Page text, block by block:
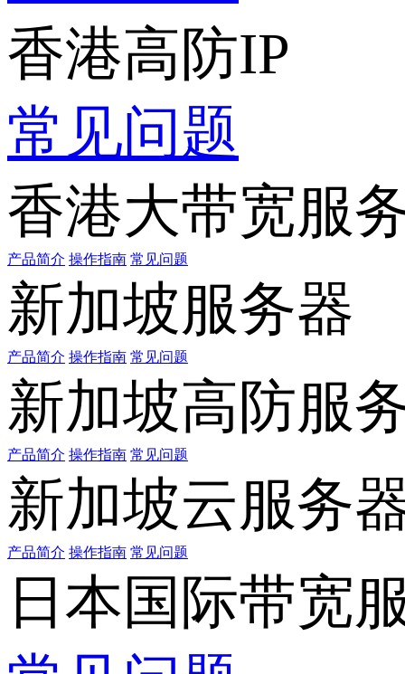
香港高防IP
常见问题
香港大带宽服
产品简介 操作指南 常见问题
新加坡服务器
产品简介 操作指南 常见问题
新加坡高防服
产品简介 操作指南 常见问题
新加坡云服务
产品简介 操作指南 常见问题
日本国际带宽